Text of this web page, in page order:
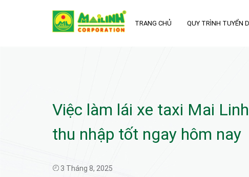
TRANG CHỦ QUY TRÌNH TUYỂN
Việc làm lái xe taxi Mai
thu nhập tốt ngay hôm nay
3 Tháng 8, 2025